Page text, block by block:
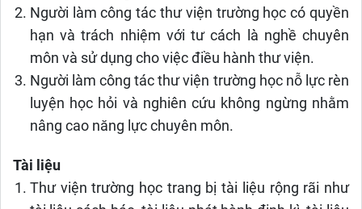
Người làm công tác thư viện trường học có quyền
hạn và trách nhiệm với tư cách là nghề chuyên
môn và sử dụng cho việc điều hành thư viện.
Người làm công tác thư viện trường học nỗ lực rèn
luyện học hỏi và nghiên cứu không ngừng nhằm
nâng cao năng lực chuyên môn.
Tài liệu
Thư viện trường học trang bị tài liệu rộng rãi như